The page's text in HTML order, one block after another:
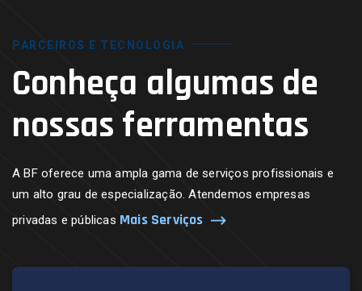
PARCEIROS E TECNOLOGIA
Conheça algumas de
nossas ferramentas
A BF oferece uma ampla gama de serviços profissionais e
um alto grau de especialização. Atendemos empresas
privadas e públicas Mais Serviços